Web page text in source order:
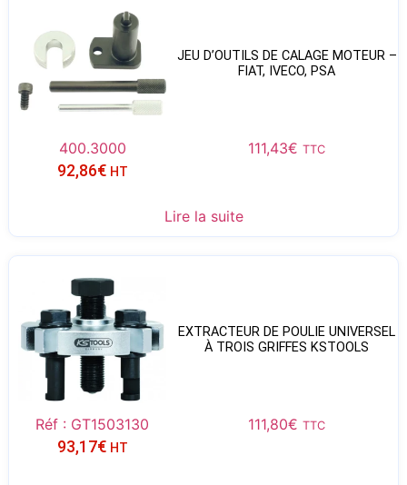
JEU D’OUTILS DE CALAGE MOTEUR –
FIAT, IVECO, PSA
400.3000 111,43€ TTC
92,86€ HT
Lire la suite
EXTRACTEUR DE POULIE UNIVERSEL
À TROIS GRIFFES KSTOOLS
Réf : GT1503130 111,80€ TTC
93,17€ HT